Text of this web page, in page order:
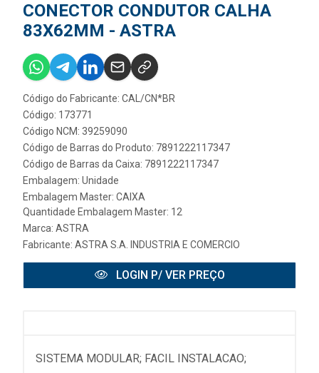
CONECTOR CONDUTOR CALHA
83X62MM - ASTRA
Código do Fabricante: CAL/CN*BR
Código: 173771
Código NCM: 39259090
Código de Barras do Produto: 7891222117347
Código de Barras da Caixa: 7891222117347
Embalagem: Unidade
Embalagem Master: CAIXA
Quantidade Embalagem Master: 12
Marca: ASTRA
Fabricante: ASTRA S.A. INDUSTRIA E COMERCIO
LOGIN P/ VER PREÇO
SISTEMA MODULAR; FACIL INSTALACAO;